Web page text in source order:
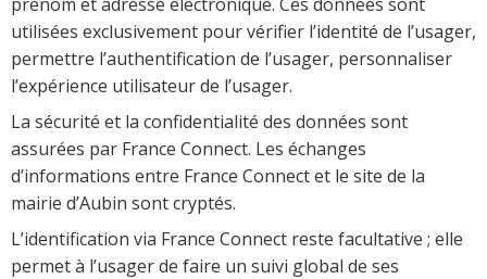
utilisées exclusivement pour vérifier l’identité de l’usager,
permettre l’authentification de l’usager, personnaliser
l’expérience utilisateur de l’usager.
La sécurité et la confidentialité des données sont
assurées par France Connect. Les échanges
d’informations entre France Connect et le site de la
mairie d’Aubin sont cryptés.
L’identification via France Connect reste facultative ; elle
permet à l’usager de faire un suivi global de ses